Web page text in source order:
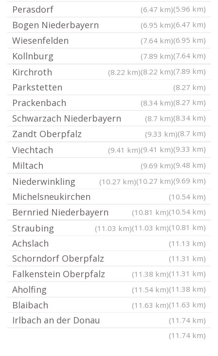
(5.96 km)
Perasdorf
(6.47 km)
(6.47 km)
Bogen Niederbayern
(6.95 km)
(6.95 km)
Wiesenfelden
(7.64 km)
(7.64 km)
Kollnburg
(7.89 km)
(7.89 km)
(8.22 km)
Kirchroth (8.22 km)
Parkstetten
(8.27 km)
(8.27 km)
Prackenbach
(8.34 km)
(8.34 km)
Schwarzach Niederbayern
(8.7 km)
(8.7 km)
Zandt Oberpfalz
(9.33 km)
(9.33 km)
(9.41 km)
Viechtach
(9.41 km)
(9.48 km)
Miltach
(9.69 km)
(9.69 km)
(10.27 km)
Niederwinkling (10.27 km)
Michelsneukirchen
(10.54 km)
(10.54 km)
Bernried Niederbayern
(10.81 km)
(10.81 km)
(11.03 km)
Straubing (11.03 km)
Achslach (11.13 km)
Schorndorf Oberpfalz
(11.31 km)
(11.31 km)
Falkenstein Oberpfalz
(11.38 km)
(11.38 km)
Aholfing
(11.54 km)
(11.63 km)
Blaibach (11.63 km)
Irlbach an der Donau
(11.74 km)
(11.74 km)